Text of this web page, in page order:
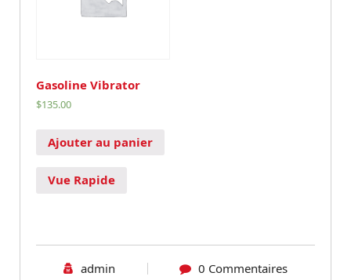
Gasoline Vibrator
$135.00
Ajouter au panier
Vue Rapide
admin 0 Commentaires